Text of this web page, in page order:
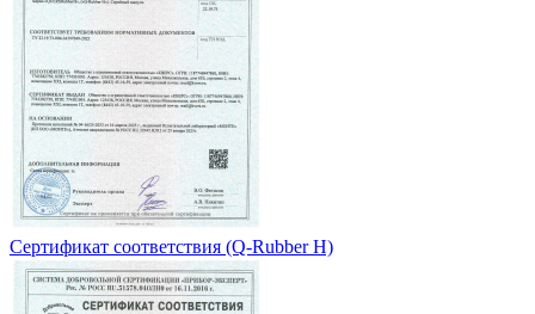
Сертификат соответствия (Q-Rubber H)